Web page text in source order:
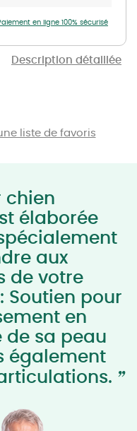
Description détaillée
en ligne 100% sécurisé
chien
élaborée
aux
de votre
Soutien pour
en
de sa peau
également
”
liste de favoris